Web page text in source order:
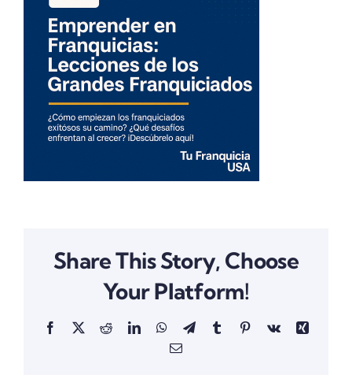
Share This Story, Choose
Your Platform!
Facebook
X RedditLinkedInWhatsApp
TelegramTumblrPinterestVk
Xing
Email